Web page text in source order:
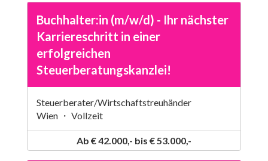
Buchhalter:in (m/w/d) - Ihr nächster
Karriereschritt in einer
erfolgreichen
Steuerberatungskanzlei!
Steuerberater/Wirtschaftstreuhänder
Wien ・ Vollzeit
Ab € 42.000,- bis € 53.000,-